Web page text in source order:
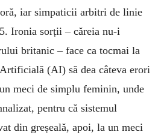
iar simpaticii arbitri de linie
Ironia sorții – căreia nu-i
britanic – face ca tocmai la
(AI) să dea câteva erori
meci de simplu feminin, unde
pentru că sistemul
din greșeală, apoi, la un meci